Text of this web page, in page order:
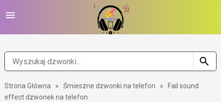
Strona Główna » Śmieszne dzwonki na telefon »
Fail sound
effect dzwonek na telefon